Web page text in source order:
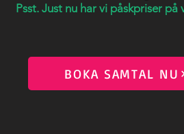
Psst. Just nu har vi påskpriser
BOKA SAMTAL NU